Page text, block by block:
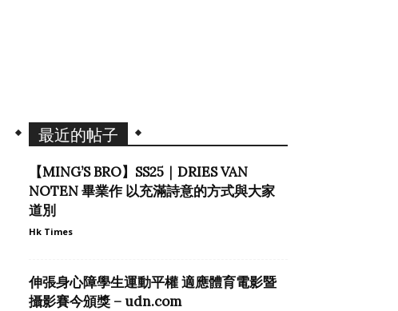
最近的帖子
【MING’S BRO】SS25｜DRIES VAN
NOTEN 畢業作 以充滿詩意的方式與大家
道別
Hk Times
伸張身心障學生運動平權 適應體育電影暨
攝影賽今頒獎 – udn.com